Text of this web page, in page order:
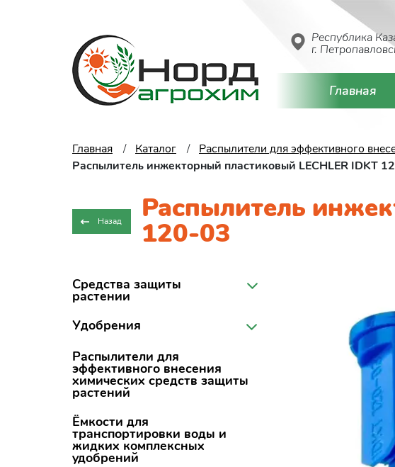
Республика
г.
Главная
Главная Каталог
Распылители для эффективного
Распылитель инжекторный пластиковый LECHLER IDKT
Назад Распылитель
120-03
Средства защиты
растении
Удобрения
Распылители для
эффективного внесения
химических средств защиты
растений
Ёмкости для
транспортировки воды и
жидких комплексных
удобрений